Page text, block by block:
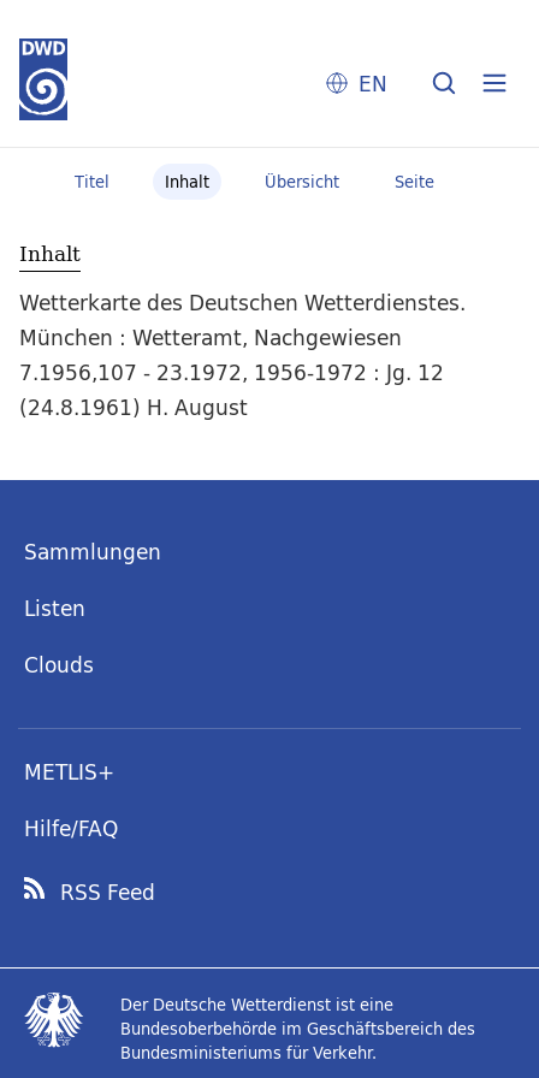
EN
Titel Inhalt Übersicht Seite
Inhalt
Wetterkarte des Deutschen Wetterdienstes.
München : Wetteramt, Nachgewiesen
7.1956,107 - 23.1972, 1956-1972 : Jg. 12
(24.8.1961) H. August
Sammlungen
Listen
Clouds
METLIS+
Hilfe/FAQ
RSS Feed
Der Deutsche Wetterdienst ist eine
Bundesoberbehörde im Geschäftsbereich des
Bundesministeriums für Verkehr.